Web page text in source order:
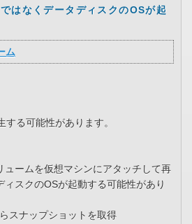
はなくデータディスクのOSが起
ム
る可能性があります。
ュームを仮想マシンにアタッチして再
ィスクのOSが起動する可能性があり
スナップショットを取得